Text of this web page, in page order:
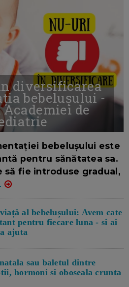
diversificarea
bebelușului -
de
bebelușului este
pentru sănătatea sa.
să fie introduse gradual,
al bebelușului: Avem cate
pentru fiecare luna - si ai
ajuta
sau baletul dintre
hormoni si oboseala crunta